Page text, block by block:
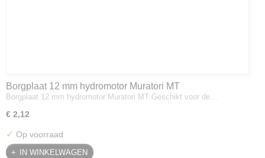
Borgplaat 12 mm hydromotor Muratori MT
Borgplaat 12 mm hydromotor Muratori MT Geschikt voor de…
€ 2,12
✓ Op voorraad
IN WINKELWAGEN